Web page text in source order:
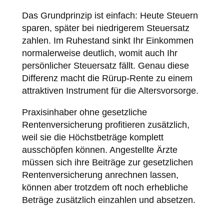
Das Grundprinzip ist einfach: Heute Steuern
sparen, später bei niedrigerem Steuersatz
zahlen. Im Ruhestand sinkt Ihr Einkommen
normalerweise deutlich, womit auch Ihr
persönlicher Steuersatz fällt. Genau diese
Differenz macht die Rürup-Rente zu einem
attraktiven Instrument für die Altersvorsorge.
Praxisinhaber ohne gesetzliche
Rentenversicherung profitieren zusätzlich,
weil sie die Höchstbeträge komplett
ausschöpfen können. Angestellte Ärzte
müssen sich ihre Beiträge zur gesetzlichen
Rentenversicherung anrechnen lassen,
können aber trotzdem oft noch erhebliche
Beträge zusätzlich einzahlen und absetzen.